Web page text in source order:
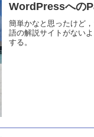
WordPressへの
簡単かなと思ったけど
語の解説サイトがない
する。